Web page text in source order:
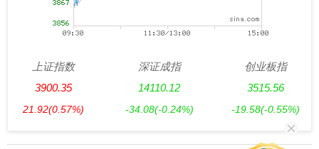
上证指数
3900.35
21.92(0.57%)
深证成指
14110.12
-34.08(-0.24%)
创业板指
3515.56
-19.58(-0.55%)